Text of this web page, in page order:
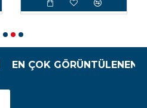
EN ÇOK GÖRÜNTÜLENEN